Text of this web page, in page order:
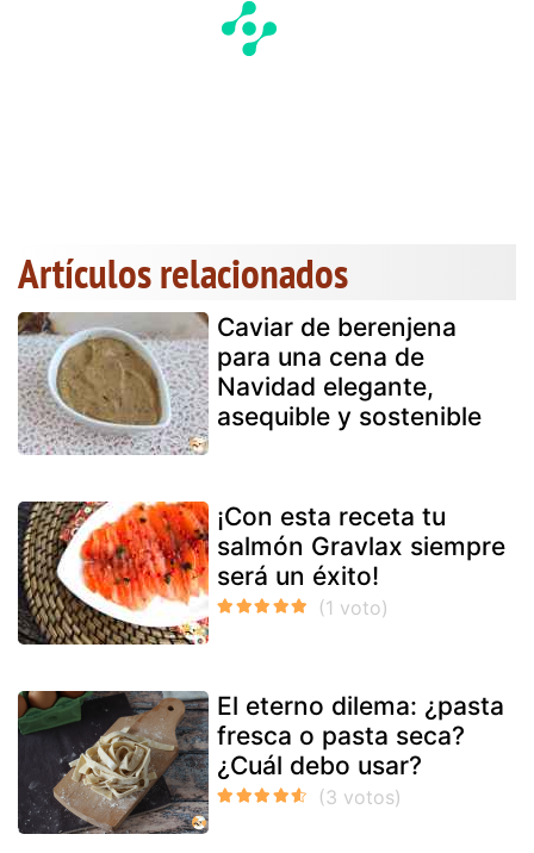
Artículos relacionados
Caviar de berenjena
para una cena de
Navidad elegante,
asequible y sostenible
¡Con esta receta tu
salmón Gravlax siempre
será un éxito!
El eterno dilema: ¿pasta
fresca o pasta seca?
¿Cuál debo usar?